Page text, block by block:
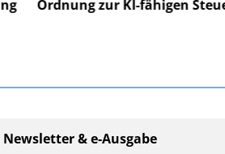
Ordnung zur KI-fähigen Steuerung
Newsletter & e-Ausgabe